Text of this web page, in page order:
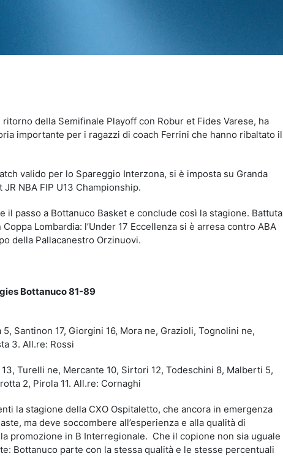
della Semifinale Playoff con Robur et Fides Varese, ha
importante per i ragazzi di coach Ferrini che hanno ribaltato il
valido per lo Spareggio Interzona, si è imposta su Granda
JR NBA FIP U13 Championship.
il passo a Bottanuco Basket e conclude così la stagione. Battuta
Lombardia: l’Under 17 Eccellenza si è arresa contro ABA
della Pallacanestro Orzinuovi.
Bottanuco 81-89
Santinon 17, Giorgini 16, Mora ne, Grazioli, Tognolini ne,
3. All.re: Rossi
Turelli ne, Mercante 10, Sirtori 12, Todeschini 8, Malberti 5,
2, Pirola 11. All.re: Cornaghi
la stagione della CXO Ospitaletto, che ancora in emergenza
ma deve soccombere all’esperienza e alla qualità di
promozione in B Interregionale. Che il copione non sia uguale
Bottanuco parte con la stessa qualità e le stesse percentuali